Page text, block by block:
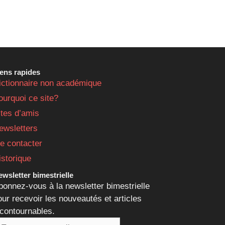
rapides
non académique
ce site?
d’amis
contacter
bimestrielle
vous à la newsletter bimestrielle
recevoir les nouveautés et articles